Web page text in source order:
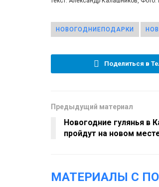
НОВОГОДНИЕПОДАРКИ
Поделиться в
Предыдущий материал
Новогодние гулянья в
пройдут на новом
МАТЕРИАЛЫ С